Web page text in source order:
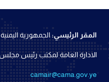
المقر الرئيسي:الجمهورية
الادارة العامة لمكتب رئيس مجلس
camair@cama.gov.ye